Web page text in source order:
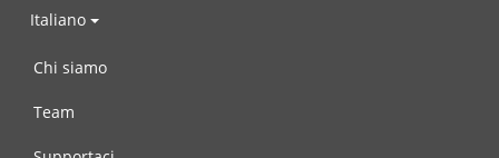
Italiano
Chi siamo
Team